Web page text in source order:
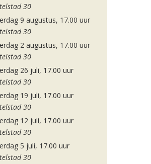
30
9 augustus, 17.00 uur
30
2 augustus, 17.00 uur
30
26 juli, 17.00 uur
30
19 juli, 17.00 uur
30
12 juli, 17.00 uur
30
5 juli, 17.00 uur
30